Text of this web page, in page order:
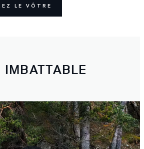
LE VÔTRE
IMBATTABLE